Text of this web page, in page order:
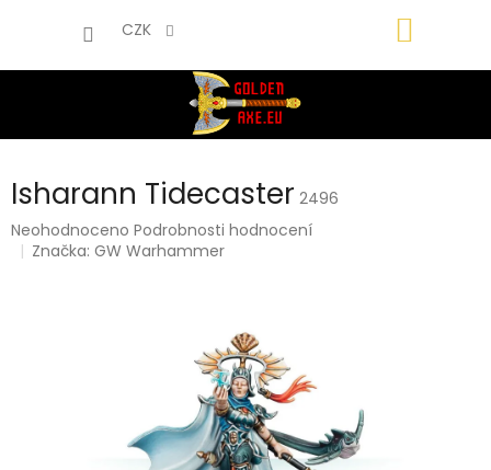
CZK
Isharann Tidecaster 2496
Průměrné
hodnocení
Neohodnoceno Podrobnosti hodnocení
Značka:GW Warhammer